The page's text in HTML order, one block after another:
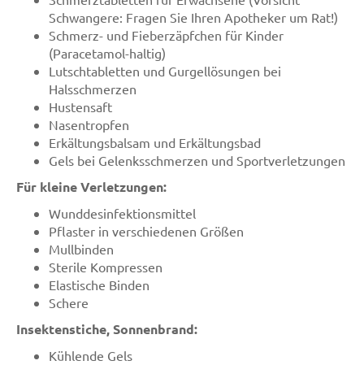
Schwangere: Fragen Sie Ihren Apotheker um Rat!)
Schmerz- und Fieberzäpfchen für Kinder
(Paracetamol-haltig)
Lutschtabletten und Gurgellösungen bei
Halsschmerzen
Hustensaft
Nasentropfen
Erkältungsbalsam und Erkältungsbad
Gels bei Gelenksschmerzen und Sportverletzungen
Für kleine Verletzungen:
Wunddesinfektionsmittel
Pflaster in verschiedenen Größen
Mullbinden
Sterile Kompressen
Elastische Binden
Schere
Insektenstiche, Sonnenbrand:
Kühlende Gels